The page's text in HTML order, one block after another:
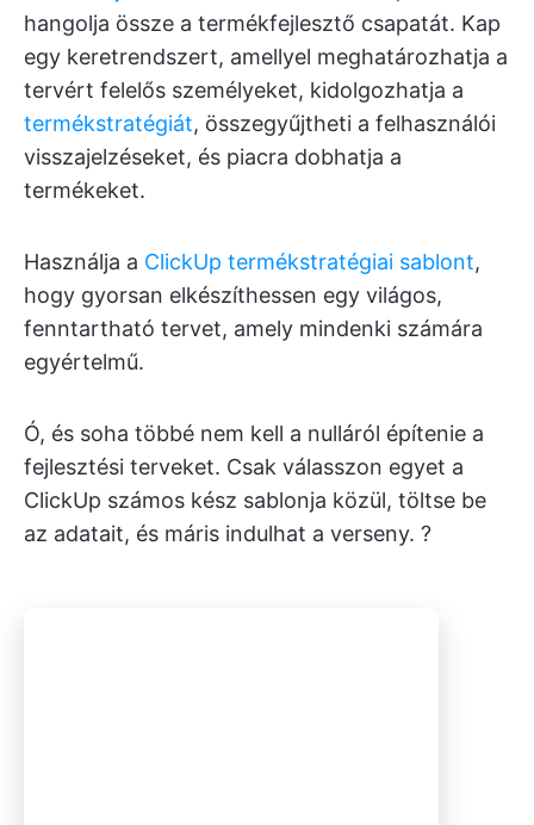
hangolja össze a termékfejlesztő csapatát. Kap
egy keretrendszert, amellyel meghatározhatja a
tervért felelős személyeket, kidolgozhatja a
termékstratégiát, összegyűjtheti a felhasználói
visszajelzéseket, és piacra dobhatja a
termékeket.
Használja a ClickUp termékstratégiai sablont,
hogy gyorsan elkészíthessen egy világos,
fenntartható tervet, amely mindenki számára
egyértelmű.
Ó, és soha többé nem kell a nulláról építenie a
fejlesztési terveket. Csak válasszon egyet a
ClickUp számos kész sablonja közül, töltse be
az adatait, és máris indulhat a verseny. ?